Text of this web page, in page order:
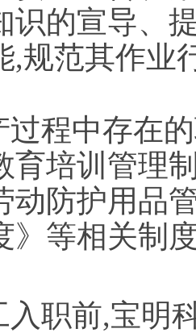
识的宣导、
,规范其作业
过程中存在
育培训管理
动防护用品
》等相关制
入职前,宝明